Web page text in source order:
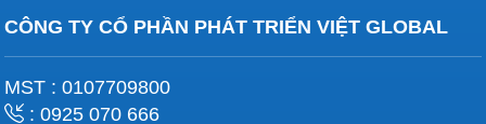
CÔNG TY CỔ PHẦN PHÁT TRIỂN VIỆT GLOBAL
MST : 0107709800
: 0925 070 666